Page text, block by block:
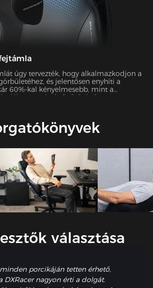
úgy tervezték, hogy alkalmazkodjon a
és jelentősen enyhíti a
60%-kal kényelmesebb, mint a
Az 50 kg/m³ sűrűségű, 12 cm-es
választása
porcikáján tetten érhető,
DXRacer nagyon érti a dolgát.